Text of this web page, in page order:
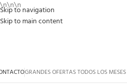
\n\n\n
Skip to navigation
Skip to main content
GRANDES OFERTAS TODOS LOS MESES